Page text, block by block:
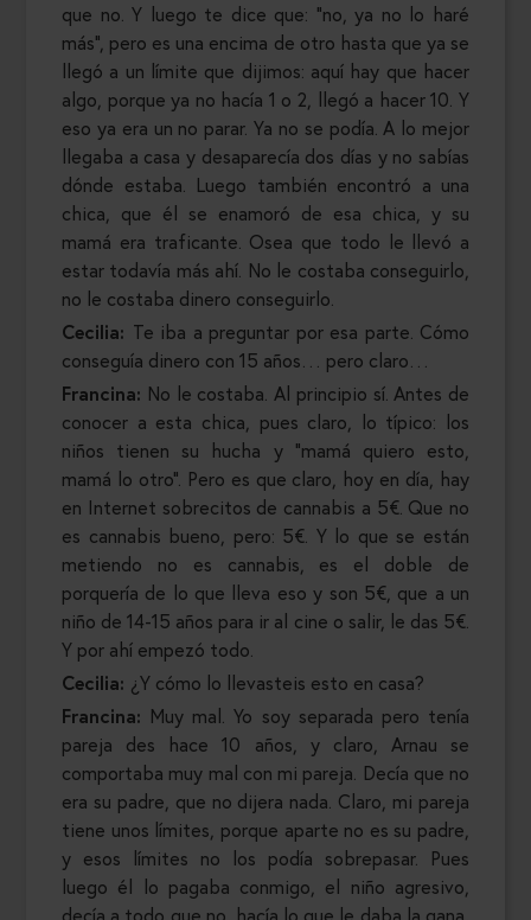
que no. Y luego te dice que: “no, ya no lo haré
más”, pero es una encima de otro hasta que ya se
llegó a un límite que dijimos: aquí hay que hacer
algo, porque ya no hacía 1 o 2, llegó a hacer 10. Y
eso ya era un no parar. Ya no se podía. A lo mejor
llegaba a casa y desaparecía dos días y no sabías
dónde estaba. Luego también encontró a una
chica, que él se enamoró de esa chica, y su
mamá era traficante. Osea que todo le llevó a
estar todavía más ahí. No le costaba conseguirlo,
no le costaba dinero conseguirlo.
Cecilia: Te iba a preguntar por esa parte. Cómo
conseguía dinero con 15 años… pero claro…
Francina: No le costaba. Al principio sí. Antes de
conocer a esta chica, pues claro, lo típico: los
niños tienen su hucha y “mamá quiero esto,
mamá lo otro”. Pero es que claro, hoy en día, hay
en Internet sobrecitos de cannabis a 5€. Que no
es cannabis bueno, pero: 5€. Y lo que se están
metiendo no es cannabis, es el doble de
porquería de lo que lleva eso y son 5€, que a un
niño de 14-15 años para ir al cine o salir, le das 5€.
Y por ahí empezó todo.
Cecilia: ¿Y cómo lo llevasteis esto en casa?
Francina: Muy mal. Yo soy separada pero tenía
pareja des hace 10 años, y claro, Arnau se
comportaba muy mal con mi pareja. Decía que no
era su padre, que no dijera nada. Claro, mi pareja
tiene unos límites, porque aparte no es su padre,
y esos límites no los podía sobrepasar. Pues
luego él lo pagaba conmigo, el niño agresivo,
decía a todo que no, hacía lo que le daba la gana,